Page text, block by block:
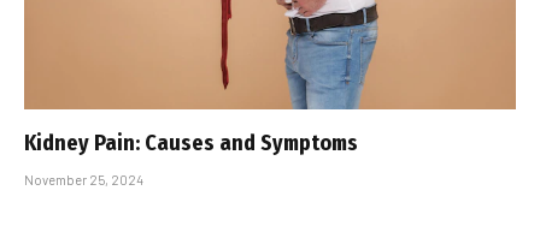
Kidney Pain: Causes and Symptoms
November 25, 2024